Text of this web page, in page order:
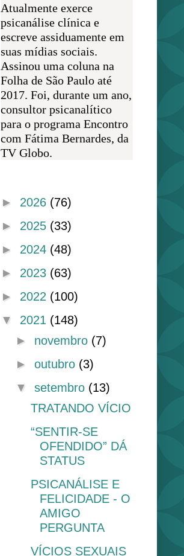
Atualmente exerce
psicanálise clínica e
escreve assiduamente em
suas mídias sociais.
Assinou uma coluna na
Folha de São Paulo até
2017. Foi, durante um ano,
consultor psicanalítico
para o programa Encontro
com Fátima Bernardes, da
TV Globo.
► 2026 (76)
► 2025 (33)
► 2024 (48)
► 2023 (63)
► 2022 (100)
▼ 2021 (148)
► novembro (7)
► outubro (3)
▼ setembro (13)
TRATANDO VÍCIO
“SENTIR-SE
OFENDIDO” DÁ
STATUS
PSICANÁLISE E
FELICIDADE - O
AMIGO
PERGUNTA
VÍCIOS SEXUAIS